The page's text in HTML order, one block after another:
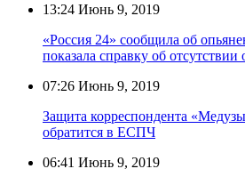
13:24 Июнь 9, 2019
«Россия 24» сообщила об
показала справку об отсутствии
07:26 Июнь 9, 2019
Защита корреспондента
обратится в ЕСПЧ
06:41 Июнь 9, 2019